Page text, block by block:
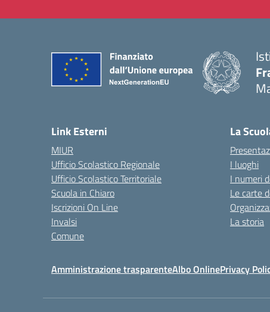
Link Esterni
MIUR
Ufficio Scolastico Regionale
Ufficio Scolastico Territoriale
Scuola in Chiaro
Iscrizioni On Line
Invalsi
Comune
La
I luoghi
I numeri
Le carte
La storia
Amministrazione trasparenteAlbo OnlinePrivacy